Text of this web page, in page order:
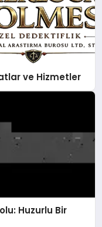
ve Hizmetler
Huzurlu Bir